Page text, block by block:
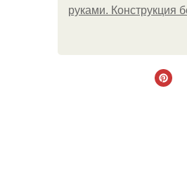
руками. Конструкция